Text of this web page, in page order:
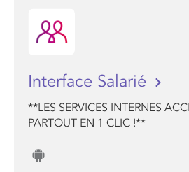
Interface Salarié
**LES SERVICES INTERNES
PARTOUT EN 1 CLIC !**